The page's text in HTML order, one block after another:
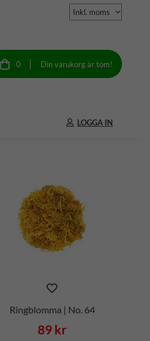
0 Din varukorg är tom!
LOGGA IN
Ringblomma | No. 64
89 kr